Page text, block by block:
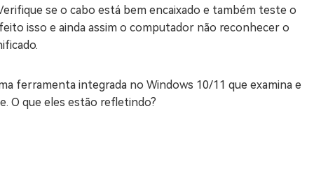
se o cabo está bem encaixado e também teste o
isso e ainda assim o computador não reconhecer o
ferramenta integrada no Windows 10/11 que examina e
O que eles estão refletindo?